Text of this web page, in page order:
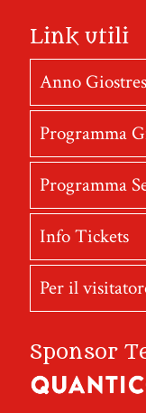
Link utili
Anno
Programma
Programma
Info Tickets
Per il
Sponsor